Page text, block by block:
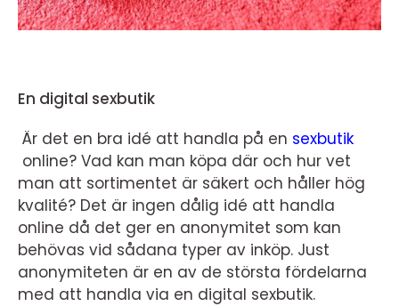
En digital sexbutik
Är det en bra idé att handla på en sexbutik
online? Vad kan man köpa där och hur vet
man att sortimentet är säkert och håller hög
kvalité? Det är ingen dålig idé att handla
online då det ger en anonymitet som kan
behövas vid sådana typer av inköp. Just
anonymiteten är en av de största fördelarna
med att handla via en digital sexbutik.